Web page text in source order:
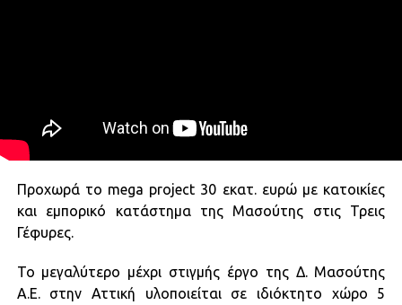
Προχωρά το mega project 30 εκατ. ευρώ με κατοικίες
και εμπορικό κατάστημα της Μασούτης στις Τρεις
Γέφυρες.
Το μεγαλύτερο μέχρι στιγμής έργο της Δ. Μασούτης
Α.Ε. στην Αττική υλοποιείται σε ιδιόκτητο χώρο 5